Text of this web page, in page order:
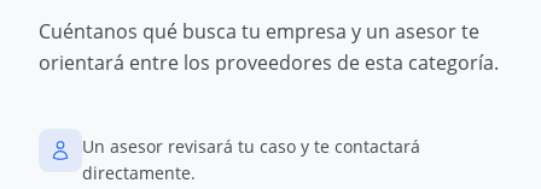
Cuéntanos qué busca tu empresa y un asesor te
orientará entre los proveedores de esta categoría.
Un asesor revisará tu caso y te contactará
directamente.